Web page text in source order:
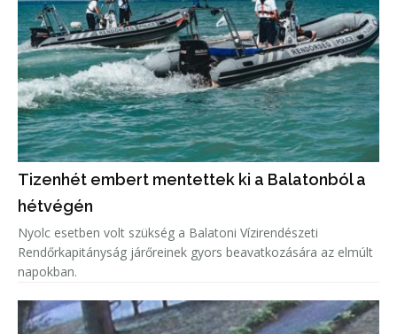
Tizenhét embert mentettek ki a Balatonból a
hétvégén
Nyolc esetben volt szükség a Balatoni Vízirendészeti
Rendőrkapitányság járőreinek gyors beavatkozására az elmúlt
napokban.